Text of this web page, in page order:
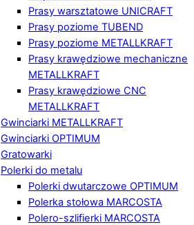
Prasy warsztatowe UNICRAFT
Prasy poziome TUBEND
Prasy poziome METALLKRAFT
Prasy krawędziowe mechaniczne
METALLKRAFT
Prasy krawędziowe CNC
METALLKRAFT
Gwinciarki METALLKRAFT
Gwinciarki OPTIMUM
Gratowarki
Polerki do metalu
Polerki dwutarczowe OPTIMUM
Polerka stołowa MARCOSTA
Polero-szlifierki MARCOSTA